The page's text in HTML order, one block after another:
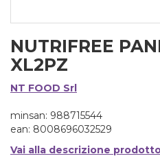
NUTRIFREE
XL2PZ
NT FOOD Srl
minsan: 988715544
ean: 8008696032529
Vai alla descrizione